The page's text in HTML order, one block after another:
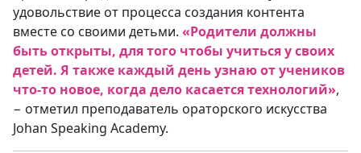
удовольствие от процесса создания контента
вместе со своими детьми. «Родители должны
быть открыты, для того чтобы учиться у своих
детей. Я также каждый день узнаю от учеников
что-то новое, когда дело касается технологий»,
− отметил преподаватель ораторского искусства
Johan Speaking Academy.